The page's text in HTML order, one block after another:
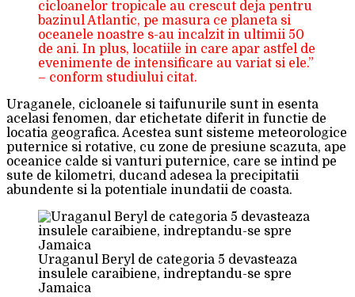
cicloanelor tropicale au crescut deja pentru
bazinul Atlantic, pe masura ce planeta si
oceanele noastre s-au incalzit in ultimii 50
de ani. In plus, locatiile in care apar astfel de
evenimente de intensificare au variat si ele.”
– conform studiului citat.
Uraganele, cicloanele si taifunurile sunt in esenta
acelasi fenomen, dar etichetate diferit in functie de
locatia geografica. Acestea sunt sisteme meteorologice
puternice si rotative, cu zone de presiune scazuta, ape
oceanice calde si vanturi puternice, care se intind pe
sute de kilometri, ducand adesea la precipitatii
abundente si la potentiale inundatii de coasta.
Uraganul Beryl de categoria 5 devasteaza
insulele caraibiene, indreptandu-se spre
Jamaica